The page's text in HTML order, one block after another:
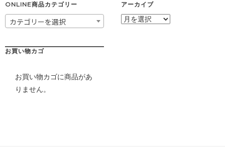
ONLINE商品カテゴリー
カテゴリーを選択
アーカイブ
ア
お買い物カゴ
お買い物カゴに商品があ
りません。